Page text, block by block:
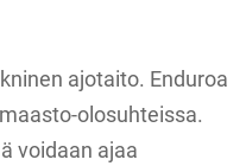
ajotaito. Enduroa
olosuhteissa.
voidaan ajaa